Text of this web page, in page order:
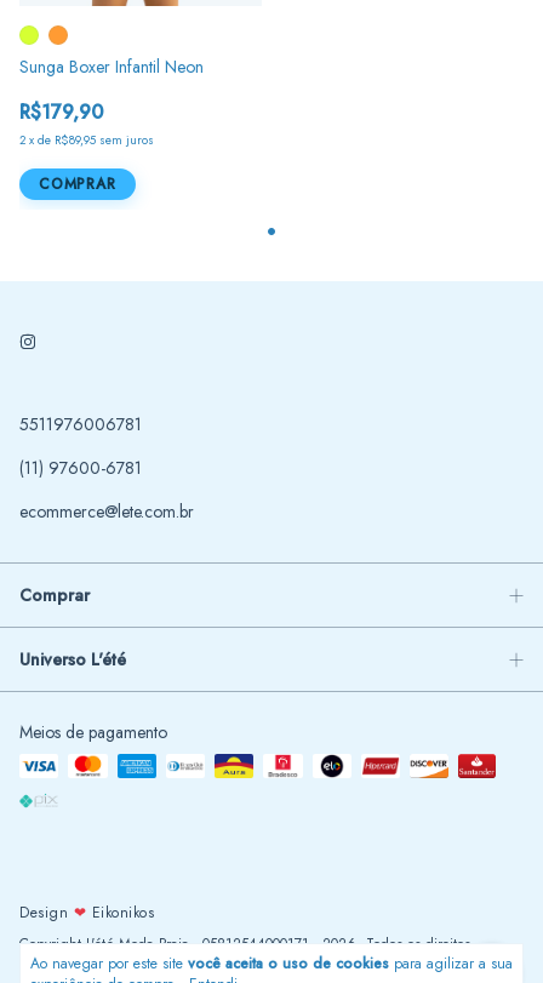
Ao navegar por este site você aceita o uso de cookies para agilizar a sua
Sunga Boxer Infantil Neon
R$179,90
2 x de R$89,95 sem juros
COMPRAR
5511976006781
(11) 97600-6781
ecommerce@lete.com.br
Comprar
Universo L'été
Meios de pagamento
Design ❤ Eikonikos
Copyright L'été Moda Praia - 05812544000171 - 2026. Todos os direitos
reservados.